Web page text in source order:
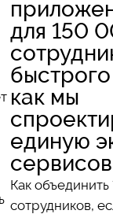
для 150
как мы
единую
сервисов
Как
сотрудников,